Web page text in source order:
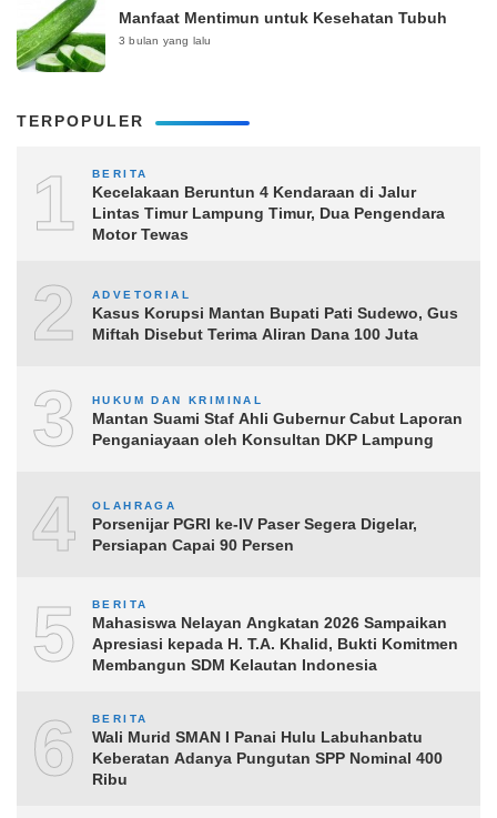
Manfaat Mentimun untuk Kesehatan Tubuh
3 bulan yang lalu
TERPOPULER
1 BERITA
Kecelakaan Beruntun 4 Kendaraan di Jalur
Lintas Timur Lampung Timur, Dua Pengendara
Motor Tewas
2 ADVETORIAL
Kasus Korupsi Mantan Bupati Pati Sudewo, Gus
Miftah Disebut Terima Aliran Dana 100 Juta
3 HUKUM DAN KRIMINAL
Mantan Suami Staf Ahli Gubernur Cabut Laporan
Penganiayaan oleh Konsultan DKP Lampung
4 OLAHRAGA
Porsenijar PGRI ke-IV Paser Segera Digelar,
Persiapan Capai 90 Persen
5 BERITA
Mahasiswa Nelayan Angkatan 2026 Sampaikan
Apresiasi kepada H. T.A. Khalid, Bukti Komitmen
Membangun SDM Kelautan Indonesia
6 BERITA
Wali Murid SMAN I Panai Hulu Labuhanbatu
Keberatan Adanya Pungutan SPP Nominal 400
Ribu